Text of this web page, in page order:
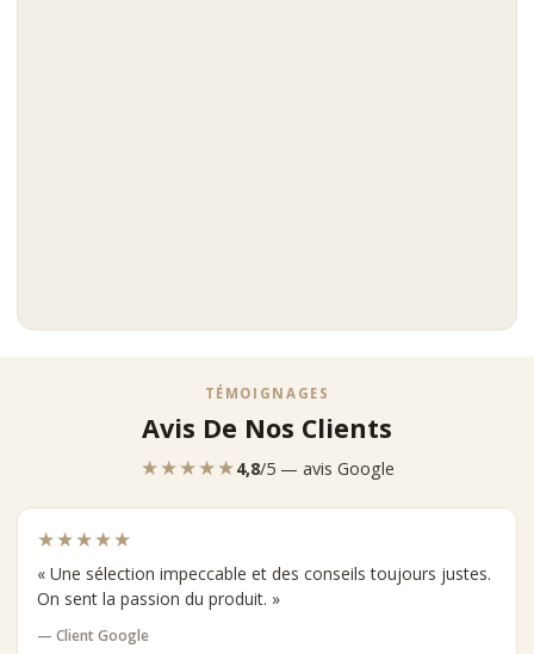
TÉMOIGNAGES
Avis De Nos Clients
★★★★★4,8/5 — avis Google
★★★★★
« Une sélection impeccable et des conseils toujours justes.
On sent la passion du produit. »
— Client Google